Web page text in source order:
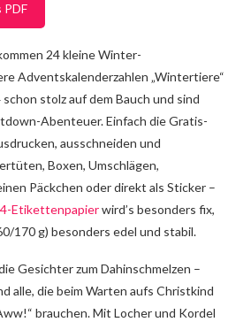
PDF
24 kleine Winter-
Adventskalenderzahlen „Wintertiere“
stolz auf dem Bauch und sind
Abenteuer. Einfach die Gratis-
ausschneiden und
Boxen, Umschlägen,
Päckchen oder direkt als Sticker –
Etikettenpapierwird’s besonders fix,
170 g) besonders edel und stabil.
Gesichter zum Dahinschmelzen –
alle, die beim Warten aufs Christkind
brauchen. Mit Locher und Kordel